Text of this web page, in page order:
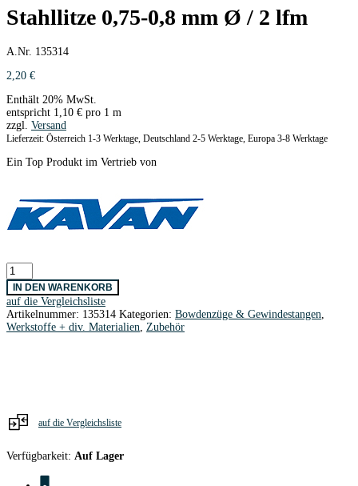
Stahllitze 0,75-0,8 mm Ø / 2 lfm
A.Nr. 135314
2,20 €
Enthält 20% MwSt.
entspricht 1,10 € pro 1 m
zzgl. Versand
Lieferzeit: Österreich 1-3 Werktage, Deutschland 2-5 Werktage, Europa 3-8 Werktage
Ein Top Produkt im Vertrieb von
Stahllitze
0,75-
0,8
mm
Ø
/
IN DEN WARENKORB
auf die Vergleichsliste
Artikelnummer: 135314 Kategorien: Bowdenzüge & Gewindestangen
Werkstoffe + div. Materialien
Zubehör
auf die Vergleichsliste
Verfügbarkeit: Auf Lager